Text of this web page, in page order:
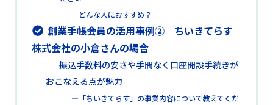
―どんな人におすすめ？
創業手帳会員の活用事例② ちいきてらす
株式会社の小倉さんの場合
振込手数料の安さや手間なく口座開設手続きが
おこなえる点が魅力
―「ちいきてらす」の事業内容について教えてくだ